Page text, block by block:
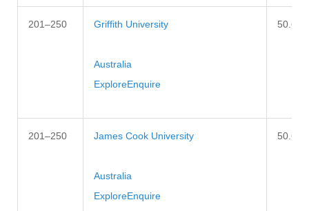
201–250 Griffith University
Australia
ExploreEnquire
201–250 James Cook University
Australia
ExploreEnquire